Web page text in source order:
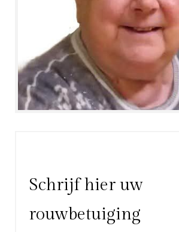
Schrijf hier uw
rouwbetuiging